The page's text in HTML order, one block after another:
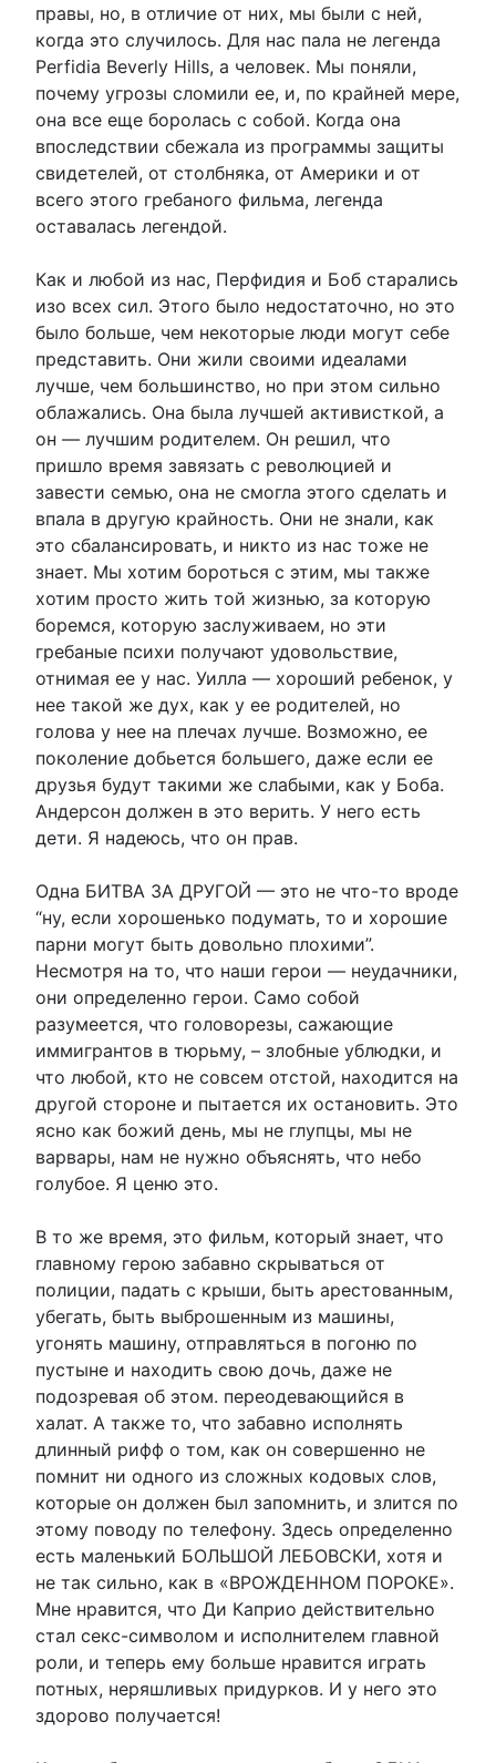
правы, но, в отличие от них, мы были с ней,
когда это случилось. Для нас пала не легенда
Perfidia Beverly Hills, а человек. Мы поняли,
почему угрозы сломили ее, и, по крайней мере,
она все еще боролась с собой. Когда она
впоследствии сбежала из программы защиты
свидетелей, от столбняка, от Америки и от
всего этого гребаного фильма, легенда
оставалась легендой.
Как и любой из нас, Перфидия и Боб старались
изо всех сил. Этого было недостаточно, но это
было больше, чем некоторые люди могут себе
представить. Они жили своими идеалами
лучше, чем большинство, но при этом сильно
облажались. Она была лучшей активисткой, а
он — лучшим родителем. Он решил, что
пришло время завязать с революцией и
завести семью, она не смогла этого сделать и
впала в другую крайность. Они не знали, как
это сбалансировать, и никто из нас тоже не
знает. Мы хотим бороться с этим, мы также
хотим просто жить той жизнью, за которую
боремся, которую заслуживаем, но эти
гребаные психи получают удовольствие,
отнимая ее у нас. Уилла — хороший ребенок, у
нее такой же дух, как у ее родителей, но
голова у нее на плечах лучше. Возможно, ее
поколение добьется большего, даже если ее
друзья будут такими же слабыми, как у Боба.
Андерсон должен в это верить. У него есть
дети. Я надеюсь, что он прав.
Одна БИТВА ЗА ДРУГОЙ — это не что-то вроде
“ну, если хорошенько подумать, то и хорошие
парни могут быть довольно плохими”.
Несмотря на то, что наши герои — неудачники,
они определенно герои. Само собой
разумеется, что головорезы, сажающие
иммигрантов в тюрьму, – злобные ублюдки, и
что любой, кто не совсем отстой, находится на
другой стороне и пытается их остановить. Это
ясно как божий день, мы не глупцы, мы не
варвары, нам не нужно объяснять, что небо
голубое. Я ценю это.
В то же время, это фильм, который знает, что
главному герою забавно скрываться от
полиции, падать с крыши, быть арестованным,
убегать, быть выброшенным из машины,
угонять машину, отправляться в погоню по
пустыне и находить свою дочь, даже не
подозревая об этом. переодевающийся в
халат. А также то, что забавно исполнять
длинный рифф о том, как он совершенно не
помнит ни одного из сложных кодовых слов,
которые он должен был запомнить, и злится по
этому поводу по телефону. Здесь определенно
есть маленький БОЛЬШОЙ ЛЕБОВСКИ, хотя и
не так сильно, как в «ВРОЖДЕННОМ ПОРОКЕ».
Мне нравится, что Ди Каприо действительно
стал секс-символом и исполнителем главной
роли, и теперь ему больше нравится играть
потных, неряшливых придурков. И у него это
здорово получается!